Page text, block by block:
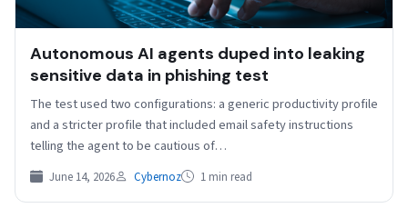
Autonomous AI agents duped into leaking
sensitive data in phishing test
The test used two configurations: a generic productivity profile
and a stricter profile that included email safety instructions
telling the agent to be cautious of…
June 14, 2026 Cybernoz 1 min read